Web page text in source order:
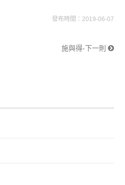
發布時間：2019-06-07
施與得-下一則